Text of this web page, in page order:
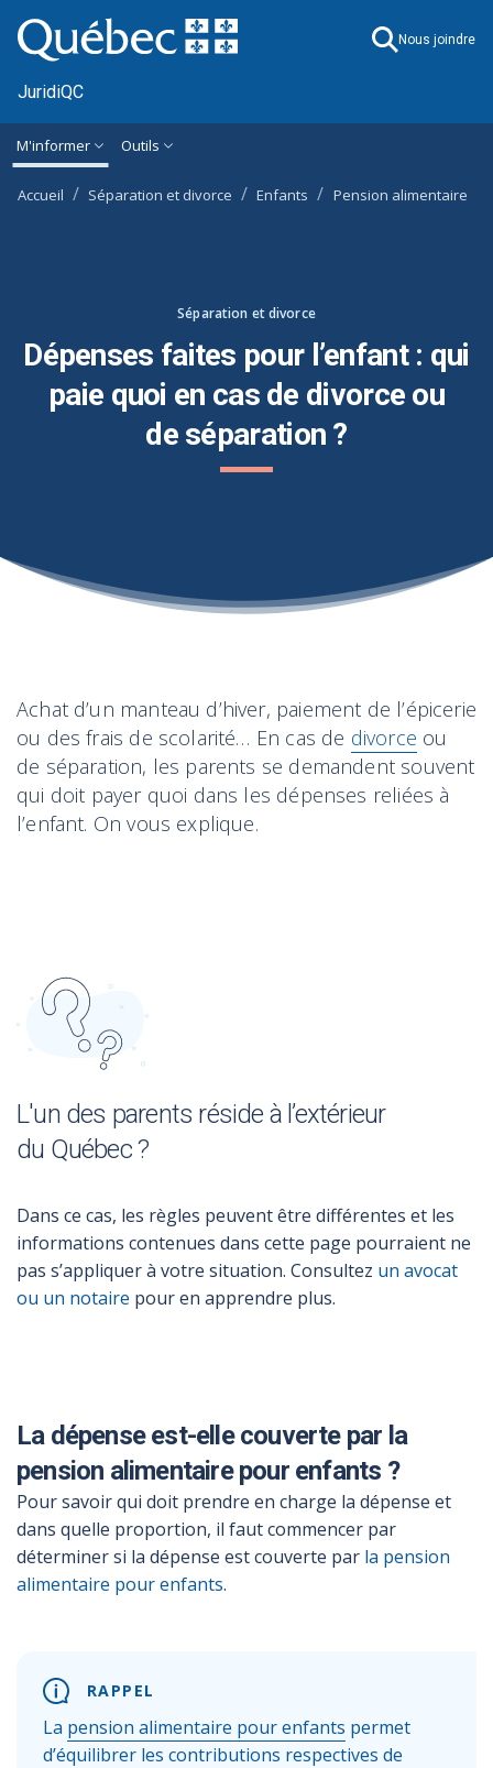
Ignorer et accéder à l'information générale
M'informer Outils
Accueil Séparation et divorce Enfants Pension alimentaire
Séparation et divorce
Dépenses faites pour l’enfant : qui
paie quoi en cas de divorce ou
de séparation ?
Achat d’un manteau d’hiver, paiement de l’épicerie
ou des frais de scolarité… En cas de divorce ou
de séparation, les parents se demandent souvent
qui doit payer quoi dans les dépenses reliées à
l’enfant. On vous explique.
L'un des parents réside à l’extérieur
du Québec ?
Dans ce cas, les règles peuvent être différentes et les
informations contenues dans cette page pourraient ne
pas s’appliquer à votre situation. Consultez un avocat
ou un notaire pour en apprendre plus.
La dépense est-elle couverte par la
pension alimentaire pour enfants ?
Pour savoir qui doit prendre en charge la dépense et
dans quelle proportion, il faut commencer par
déterminer si la dépense est couverte par la pension
alimentaire pour enfants.
RAPPEL
La pension alimentaire pour enfants permet
d’équilibrer les contributions respectives de